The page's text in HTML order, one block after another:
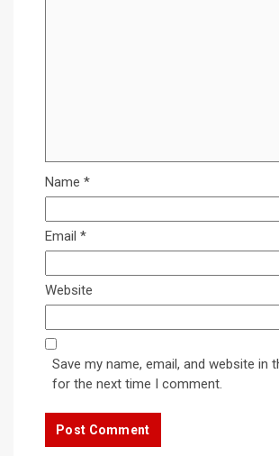
Name *
Email *
Website
Save my name, email, and website in
for the next time I comment.